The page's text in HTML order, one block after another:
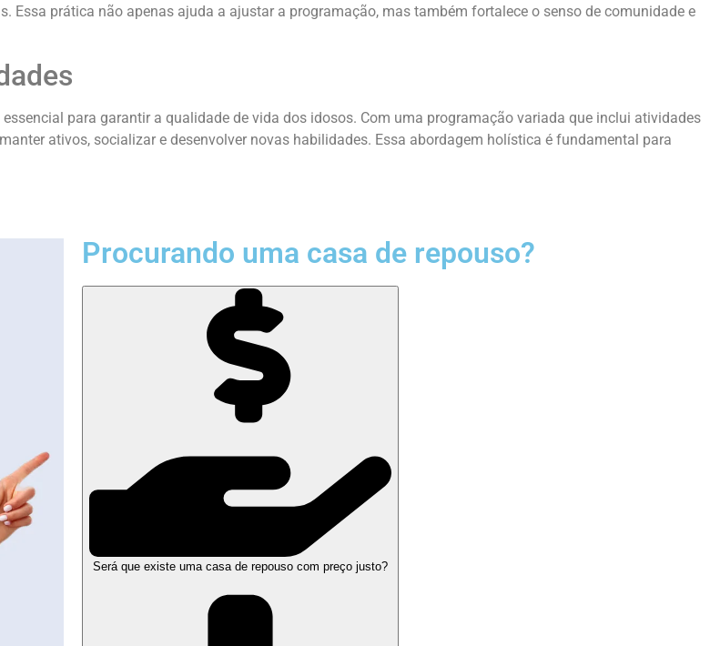
Essa prática não apenas ajuda a ajustar a programação, mas também fortalece o senso de comunidade e
para garantir a qualidade de vida dos idosos. Com uma programação variada que inclui atividades
ativos, socializar e desenvolver novas habilidades. Essa abordagem holística é fundamental para
Procurando uma casa de repouso?
Será que existe uma casa de repouso com preço justo?